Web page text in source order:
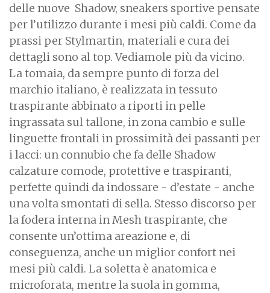
delle nuove Shadow, sneakers sportive pensate
per l’utilizzo durante i mesi più caldi. Come da
prassi per Stylmartin, materiali e cura dei
dettagli sono al top. Vediamole più da vicino.
La tomaia, da sempre punto di forza del
marchio italiano, è realizzata in tessuto
traspirante abbinato a riporti in pelle
ingrassata sul tallone, in zona cambio e sulle
linguette frontali in prossimità dei passanti per
i lacci: un connubio che fa delle Shadow
calzature comode, protettive e traspiranti,
perfette quindi da indossare - d’estate - anche
una volta smontati di sella. Stesso discorso per
la fodera interna in Mesh traspirante, che
consente un’ottima areazione e, di
conseguenza, anche un miglior confort nei
mesi più caldi. La soletta è anatomica e
microforata, mentre la suola in gomma,